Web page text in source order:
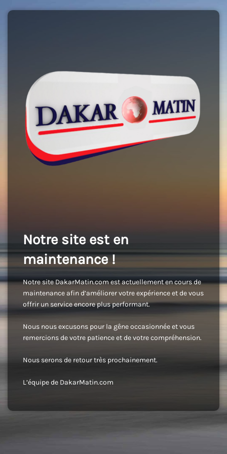
Notre site est en
maintenance !
Notre site DakarMatin.com est actuellement en cours de
maintenance afin d’améliorer votre expérience et de vous
offrir un service encore plus performant.
Nous nous excusons pour la gêne occasionnée et vous
remercions de votre patience et de votre compréhension.
Nous serons de retour très prochainement.
L’équipe de DakarMatin.com